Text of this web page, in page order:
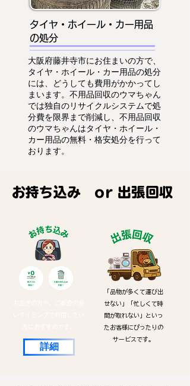
タイヤ・ホイール・カー用品
の処分
大阪府藤井寺市にお住まいの方で、
タイヤ・ホイール・カー用品の処分
には、どうしても費用がかかってし
まいます。不用品回収のウマちゃん
では独自のリサイクルシステムで処
分費を限界まで削減し、不用品回収
のウマちゃんはタイヤ・ホイール・
カー用品の無料・格安処分を行って
おります。
​お持ち込み or 出張回収
詳細
「品物が多くて運び出
せない」「忙しくて時
間が取れない」といっ
たお客様にぴったりの
サービスです。